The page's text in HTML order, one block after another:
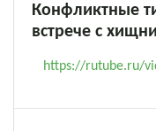
Конфликтные
встрече с
https://rutube.ru/